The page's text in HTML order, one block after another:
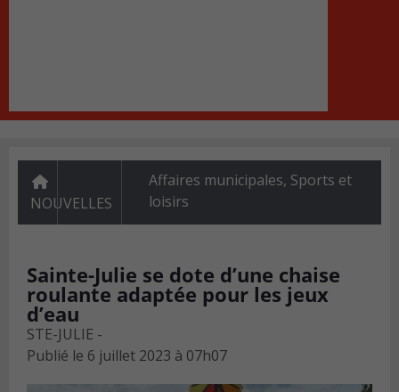
NOUVELLES
Affaires municipales, Sports et
loisirs
Sainte-Julie se dote d’une chaise
roulante adaptée pour les jeux
d’eau
STE-JULIE -
Publié le 6 juillet 2023 à 07h07